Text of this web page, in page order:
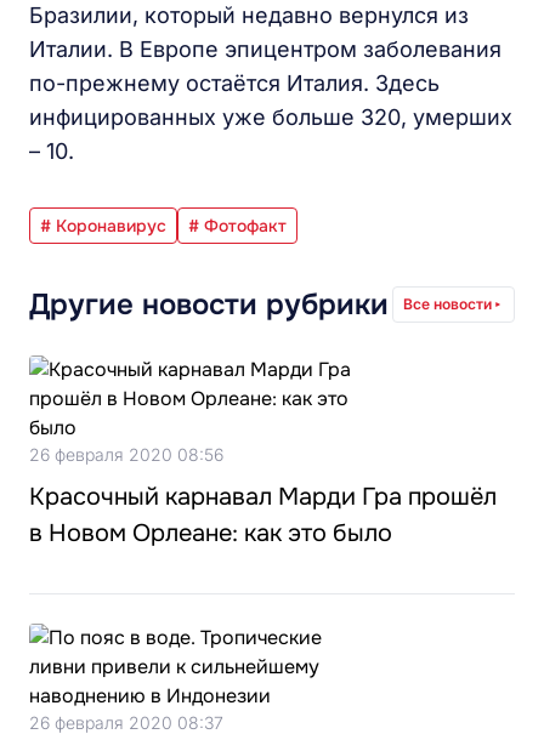
Бразилии, который недавно вернулся из
Италии. В Европе эпицентром заболевания
по-прежнему остаётся Италия. Здесь
инфицированных уже больше 320, умерших
– 10.
# Коронавирус # Фотофакт
Другие новости рубрики Все новости
26 февраля 2020 08:56
Красочный карнавал Марди Гра прошёл
в Новом Орлеане: как это было
26 февраля 2020 08:37